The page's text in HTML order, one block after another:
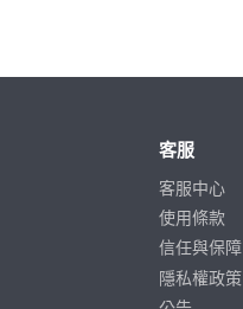
客服
客服中心
使用條款
信任與保障
隱私權政策